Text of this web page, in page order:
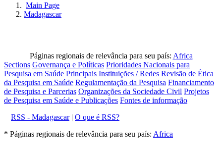
Main Page
Madagascar
Páginas regionais de relevância para seu país: Africa
Sections Governança e Políticas Prioridades Nacionais para
Pesquisa em Saúde Principais Instituições / Redes Revisão de Ética
da Pesquisa em Saúde Regulamentação da Pesquisa Financiamento
de Pesquisa e Parcerias Organizações da Sociedade Civil Projetos
de Pesquisa em Saúde e Publicações Fontes de informação
RSS - Madagascar| O que é RSS?
* Páginas regionais de relevância para seu país: Africa